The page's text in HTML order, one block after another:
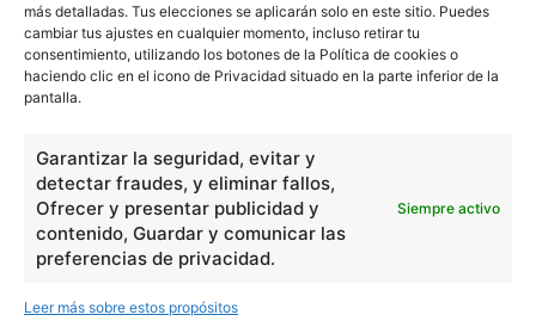
más detalladas. Tus elecciones se aplicarán solo en este sitio. Puedes
cambiar tus ajustes en cualquier momento, incluso retirar tu
consentimiento, utilizando los botones de la Política de cookies o
haciendo clic en el icono de Privacidad situado en la parte inferior de la
pantalla.
Garantizar la seguridad, evitar y
detectar fraudes, y eliminar fallos,
Ofrecer y presentar publicidad y
contenido, Guardar y comunicar las
preferencias de privacidad.
Siempre activo
Leer más sobre estos propósitos